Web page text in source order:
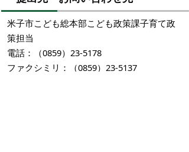
米子市こども総本部こども政策課子育て政
策担当
電話：（0859）23-5178
ファクシミリ：（0859）23-5137